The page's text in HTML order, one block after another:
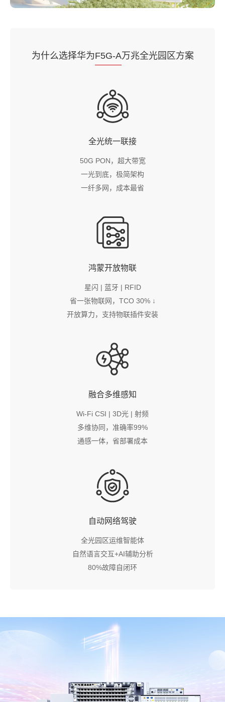
为什么选择华为F5G-A万兆全光园区方案
全光统一联接
50G PON，超大带宽
一光到底，极简架构
一纤多网，成本最省
鸿蒙开放物联
星闪 | 蓝牙 | RFID
省一张物联网，TCO 30% ↓
开放算力，支持物联插件安装
融合多维感知
Wi-Fi CSI | 3D光 | 射频
多维协同，准确率99%
通感一体，省部署成本
自动网络驾驶
全光园区运维智能体
自然语言交互+AI辅助分析
80%故障自闭环